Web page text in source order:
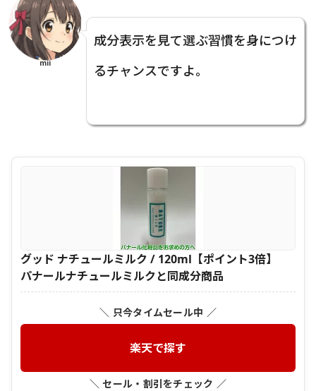
mii
成分表示を見て選ぶ習慣を身につけ
るチャンスですよ。
グッド ナチュールミルク / 120ml【ポイント3倍】
パナールナチュールミルクと同成分商品
＼ 只今タイムセール中 ／
楽天で探す
＼ セール・割引をチェック ／